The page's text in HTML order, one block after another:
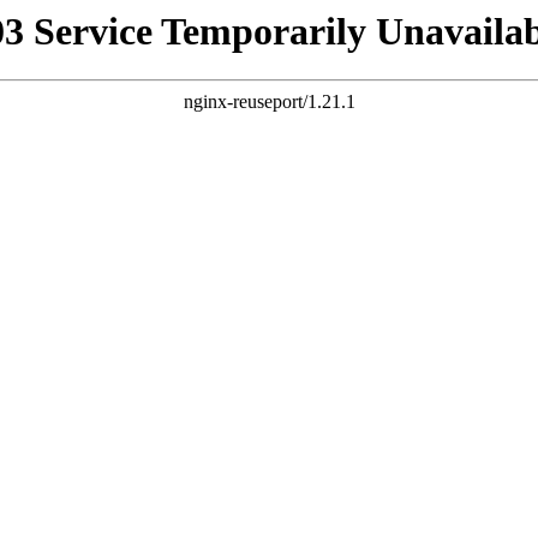
Service Temporarily
nginx-reuseport/1.21.1